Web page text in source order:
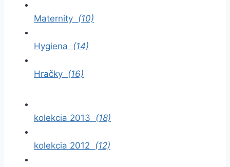
Maternity (10)
Hygiena (14)
Hračky (16)
kolekcia 2013 (18)
kolekcia 2012 (12)